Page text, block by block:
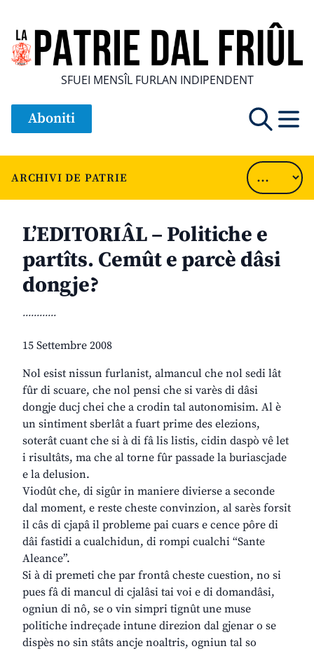
SFUEI MENSÎL FURLAN INDIPENDENT
Aboniti
ARCHIVI DE PATRIE
L’EDITORIÂL – Politiche e
partîts. Cemût e parcè dâsi
dongje?
............
15 Settembre 2008
Nol esist nissun furlanist, almancul che nol sedi lât
fûr di scuare, che nol pensi che si varès di dâsi
dongje ducj chei che a crodin tal autonomisim. Al è
un sintiment sberlât a fuart prime des elezions,
soterât cuant che si à di fâ lis listis, cidin daspò vê let
i risultâts, ma che al torne fûr passade la buriascjade
e la delusion.
Viodût che, di sigûr in maniere divierse a seconde
dal moment, e reste cheste convinzion, al sarès forsit
il câs di cjapâ il probleme pai cuars e cence pôre di
dâi fastidi a cualchidun, di rompi cualchi “Sante
Aleance”.
Si à di premeti che par frontâ cheste cuestion, no si
pues fâ di mancul di cjalâsi tai voi e di domandâsi,
ogniun di nô, se o vin simpri tignût une muse
politiche indreçade intune direzion dal gjenar o se
dispès no sin stâts ancje noaltris, ogniun tal so